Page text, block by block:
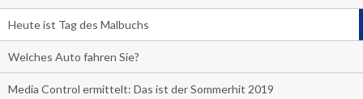
Heute ist Tag des Malbuchs
Welches Auto fahren Sie?
Media Control ermittelt: Das ist der Sommerhit 2019